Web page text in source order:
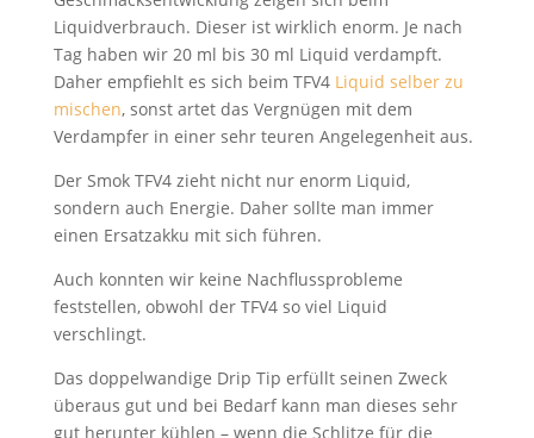
Liquidverbrauch. Dieser ist wirklich enorm. Je nach
Tag haben wir 20 ml bis 30 ml Liquid verdampft.
Daher empfiehlt es sich beim TFV4 Liquid selber zu
mischen, sonst artet das Vergnügen mit dem
Verdampfer in einer sehr teuren Angelegenheit aus.
Der Smok TFV4 zieht nicht nur enorm Liquid,
sondern auch Energie. Daher sollte man immer
einen Ersatzakku mit sich führen.
Auch konnten wir keine Nachflussprobleme
feststellen, obwohl der TFV4 so viel Liquid
verschlingt.
Das doppelwandige Drip Tip erfüllt seinen Zweck
überaus gut und bei Bedarf kann man dieses sehr
gut herunter kühlen – wenn die Schlitze für die